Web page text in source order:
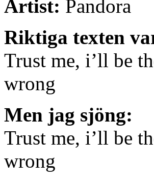
Artist: Pandora
Riktiga texten
Trust me, i’ll be
wrong
Men jag sjöng:
Trust me, i’ll be
wrong